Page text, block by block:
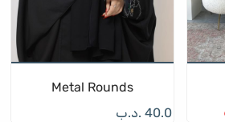
Metal Rounds
40.0 .د.ب